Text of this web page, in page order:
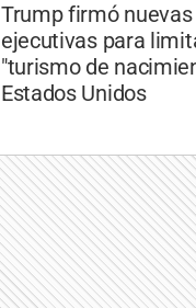
Trump firmó
ejecutivas para
"turismo de
Estados Unidos